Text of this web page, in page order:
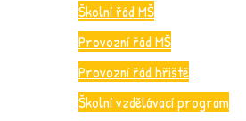
Školní řád MŠ
Provozní řád MŠ
Provozní řád hřiště
Školní vzdělávací program